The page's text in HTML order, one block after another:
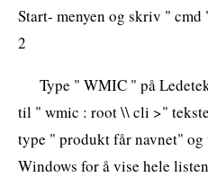
Start- menyen og skriv " cmd
2
Type " WMIC " på
til " wmic : root \\ cli >"
type " produkt får navnet"
Windows for å vise hele